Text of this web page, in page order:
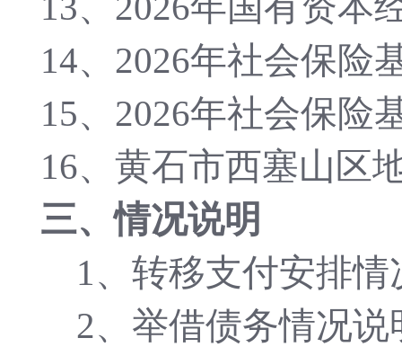
14、2026年社会保险
15、2026年社会保险
16、黄石市西塞山区
三、情况说明
1、转移支付安排情
2、举借债务情况说